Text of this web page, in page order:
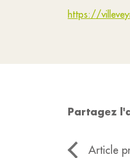
https://
Partagez
Article